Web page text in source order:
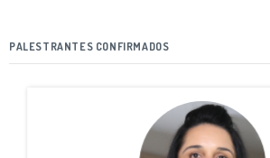
PALESTRANTES CONFIRMADOS